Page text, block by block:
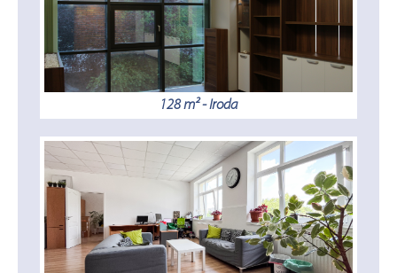
128 m² - Iroda